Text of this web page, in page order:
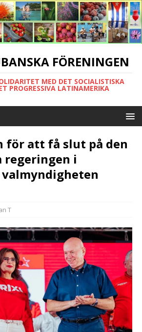
FÖRENINGEN
MED DET SOCIALISTISKA
PROGRESSIVA LATINAMERIKA
för att få slut på den
regeringen i
valmyndigheten
T